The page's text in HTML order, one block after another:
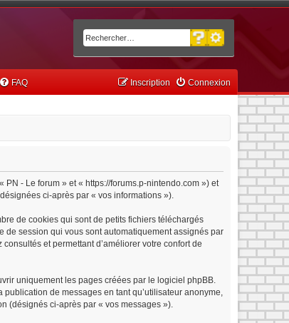
Rechercher
Recherche avancée
FAQ Connexion
Inscription
- Le forum » et « https://forums.p-nintendo.com ») et
ci-après par « vos informations »).
de cookies qui sont de petits fichiers téléchargés
de session qui vous sont automatiquement assignés par
et permettant d’améliorer votre confort de
uniquement les pages créées par le logiciel phpBB.
de messages en tant qu’utilisateur anonyme,
(désignés ci-après par « vos messages »).